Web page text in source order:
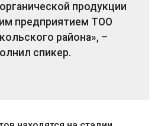
продукции
предприятием ТОО
района», –
спикер.